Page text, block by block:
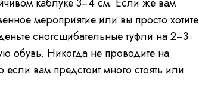
мероприятие или вы просто хотите
сногсшибательные туфли на 2−3
обувь. Никогда не проводите на
вам предстоит много стоять или